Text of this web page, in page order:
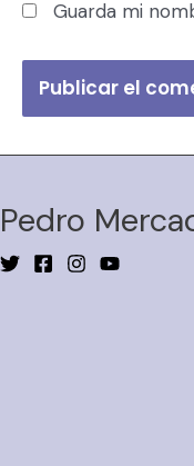
Guarda mi
Pedro